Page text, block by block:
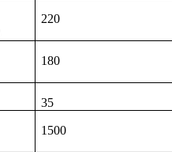
220
180
35
1500